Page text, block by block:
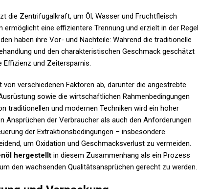
die Zentrifugalkraft, um Öl, Wasser und Fruchtfleisch
ermöglicht eine effizientere Trennung und erzielt in der Regel
haben ihre Vor- und Nachteile: Während die traditionelle
und den charakteristischen Geschmack geschätzt
und Zeitersparnis.
verschiedenen Faktoren ab, darunter die angestrebte
sowie die wirtschaftlichen Rahmenbedingungen
traditionellen und modernen Techniken wird ein hoher
Ansprüchen der Verbraucher als auch den Anforderungen
der Extraktionsbedingungen – insbesondere
um Oxidation und Geschmacksverlust zu vermeiden.
hergestellt in diesem Zusammenhang als ein Prozess
den wachsenden Qualitätsansprüchen gerecht zu werden.